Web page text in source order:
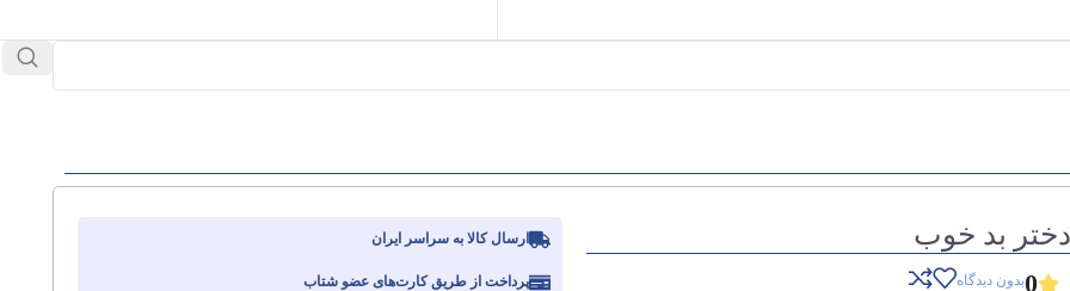
دختر بد خوب
0بدون دیدگاه
ارسال کالا به سراسر ایران
پرداخت از طریق کارت‌های عضو شتاب